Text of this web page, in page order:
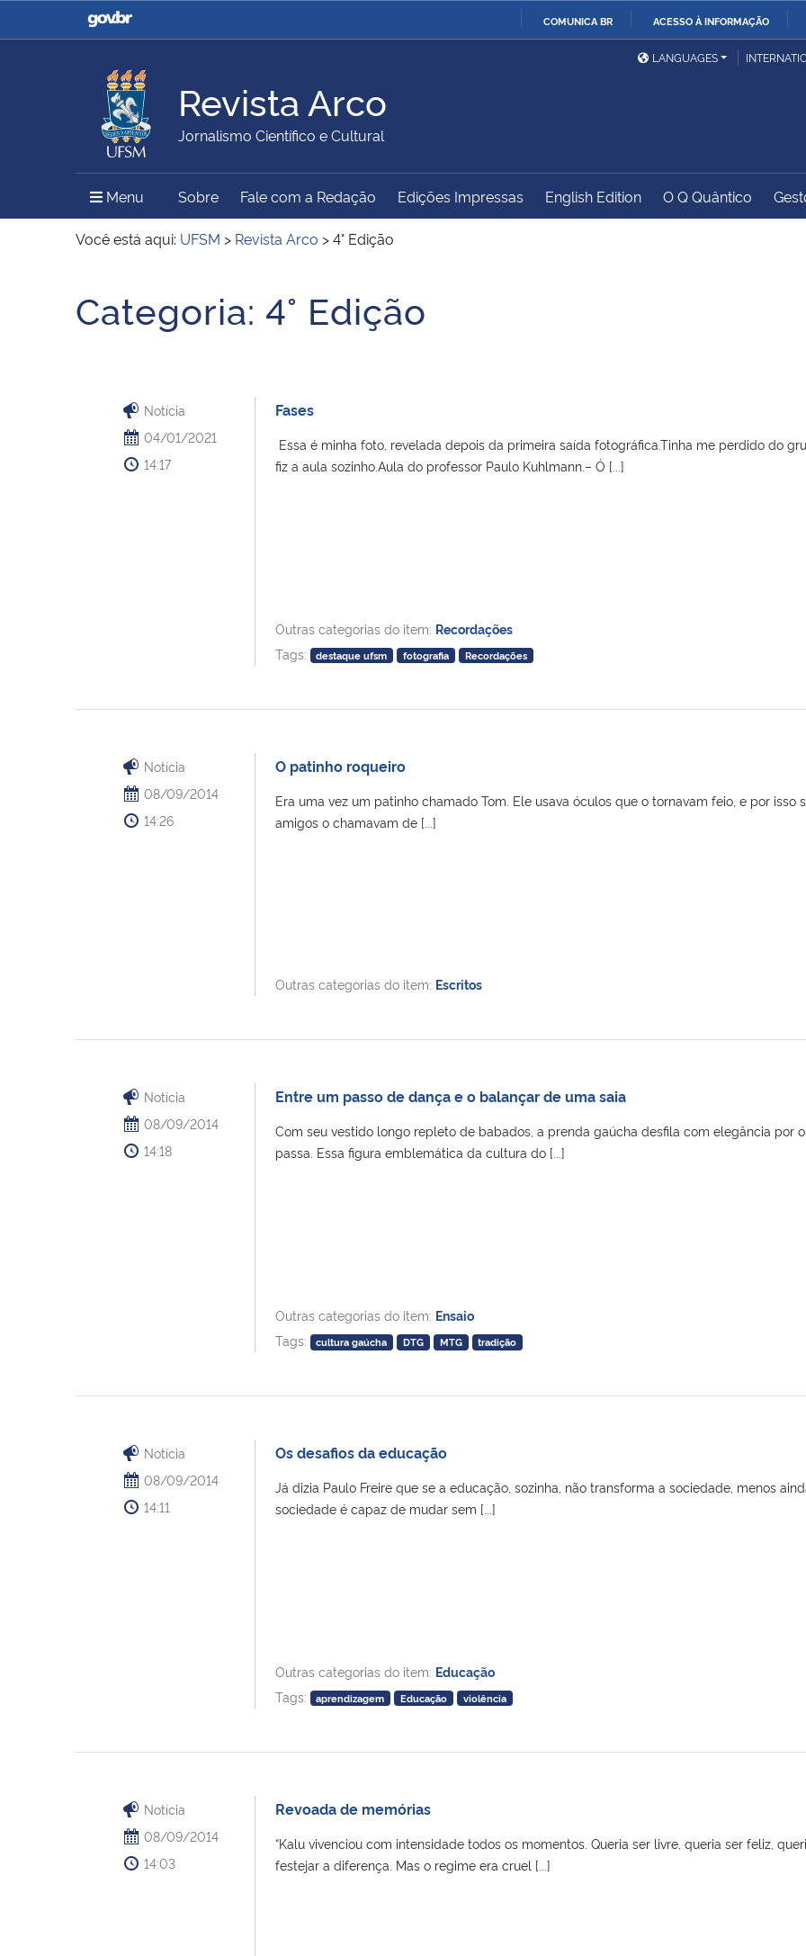
COMUNICA BR ACESSO À INFORMAÇÃO
Casa Civil
Ministério da Justiça e
Ministério da Defesa
Ministério das Relações
Exteriores
Ministério da Agricultura,
Pecuária e Abastecimento
Ministério da Educação
Ministério do Meio Ambiente Ministério do Turismo
Ministério do
Controladoria-Geral da
Secretaria de Governo
Gabinete de Segurança
LANGUAGES
Revista Arco
Jornalismo Científico e Cultural
Menu Menu Principal do Sítio
Sobre Fale com a Redação Edições Impressas English Edition O Q Quântico
Você está aqui: UFSM > Revista Arco >4° Edição
Categoria: 4° Edição
Notícia
04/01/2021
14:17
Fases
Essa é minha foto, revelada depois da primeira saída fotográfica.Tinha me perdido do
fiz a aula sozinho.Aula do professor Paulo Kuhlmann.– Ó [...]
Outras categorias do item: Recordações
Tags:
destaque ufsm fotografia Recordações
Notícia
08/09/2014
14:26
O patinho roqueiro
Era uma vez um patinho chamado Tom. Ele usava óculos que o tornavam feio, e por isso
amigos o chamavam de [...]
Outras categorias do item: Escritos
Notícia
08/09/2014
14:18
Entre um passo de dança e o balançar de uma saia
Com seu vestido longo repleto de babados, a prenda gaúcha desfila com elegância por
passa. Essa figura emblemática da cultura do [...]
Outras categorias do item: Ensaio
Tags:
cultura gaúcha DTG MTG tradição
Notícia
08/09/2014
14:11
Os desafios da educação
Já dizia Paulo Freire que se a educação, sozinha, não transforma a sociedade, menos
sociedade é capaz de mudar sem [...]
Outras categorias do item: Educação
Tags:
aprendizagem Educação violência
Notícia
08/09/2014
14:03
Revoada de memórias
“Kalu vivenciou com intensidade todos os momentos. Queria ser livre, queria ser feliz,
festejar a diferença. Mas o regime era cruel [...]